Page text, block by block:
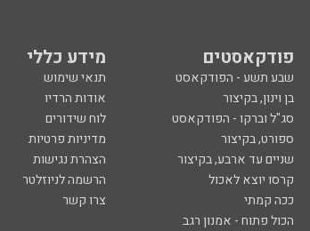
פודקאסטים מידע כללי
שבע תשע - הפודקאסט
תנאי שימוש
בן וינון, בקיצור
אודות הרדיו
סג"ל וברקו - הפודקאסט
לוח שידורים
ספורט, בקיצור
מדיניות פרטיות
שניים עד ארבע, בקיצור
הצהרת נגישות
קרסו יוצא לאכול
הרשמה לניוזלטר
ככה קמתי
צרו קשר
הכול פתוח - אמנון רגב